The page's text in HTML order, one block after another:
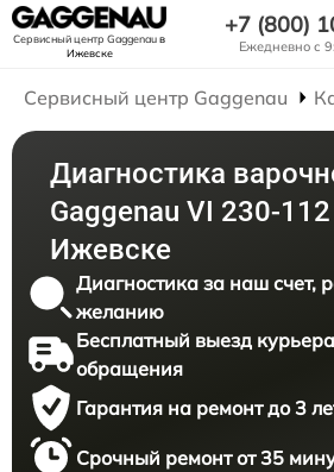
Сервисный центр Gaggenauв
Ижевске
+7 (800)
Ежедневно с
Сервисный центр Gaggenau
Диагностика
Gaggenau VI 230-
Ижевске
Диагностика за наш счет,
желанию
Бесплатный выезд
обращения
Гарантия на ремонт до 3
Срочный ремонт от 35